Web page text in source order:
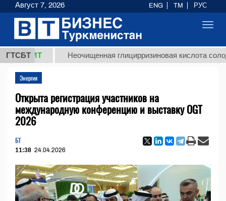
ГТСБТ Неочищенная глицирризиновая кислота
Энергия
Открыта регистрация участников на
международную конференцию и выставку OGT
2026
БТ
11:38 24.04.2026
Август 7, 2026 ENG TM РУС